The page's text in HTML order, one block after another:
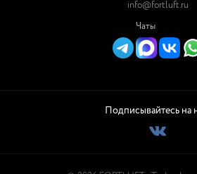
info@fortluft.ru
Чаты
Подписывайтесь на